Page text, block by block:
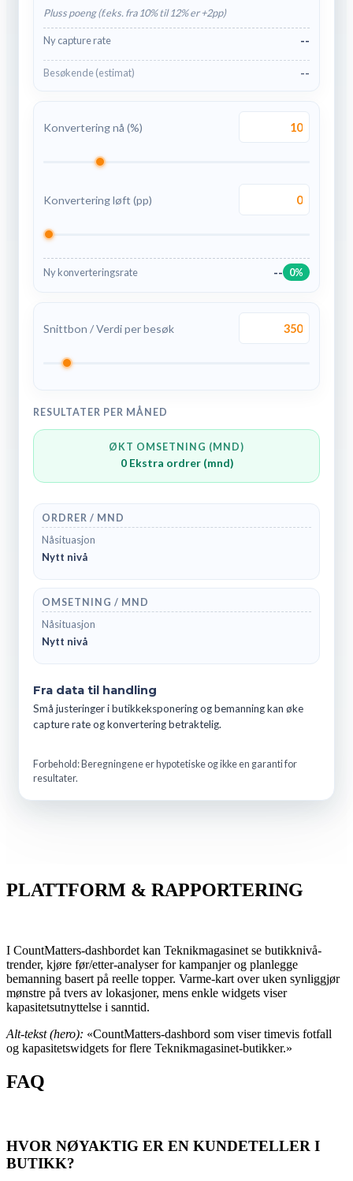
Pluss poeng (f.eks. fra 10% til 12% er +2pp)
Ny capture rate --
Besøkende (estimat) --
Konvertering nå (%)
Konvertering løft (pp)
Ny konverteringsrate -- 0%
Snittbon / Verdi per besøk
RESULTATER PER MÅNED
ØKT OMSETNING (MND)
0Ekstra ordrer (mnd)
ORDRER / MND
Nåsituasjon
Nytt nivå
OMSETNING / MND
Nåsituasjon
Nytt nivå
Fra data til handling
Små justeringer i butikkeksponering og bemanning kan øke
capture rate og konvertering betraktelig.
Forbehold: Beregningene er hypotetiske og ikke en garanti for
resultater.
PLATTFORM & RAPPORTERING
I CountMatters-dashbordet kan Teknikmagasinet se butikknivå-
trender, kjøre før/etter-analyser for kampanjer og planlegge
bemanning basert på reelle topper. Varme-kart over uken synliggjør
mønstre på tvers av lokasjoner, mens enkle widgets viser
kapasitetsutnyttelse i sanntid.
Alt-tekst (hero): «CountMatters-dashbord som viser timevis fotfall
og kapasitetswidgets for flere Teknikmagasinet-butikker.»
FAQ
HVOR NØYAKTIG ER EN KUNDETELLER I
BUTIKK?